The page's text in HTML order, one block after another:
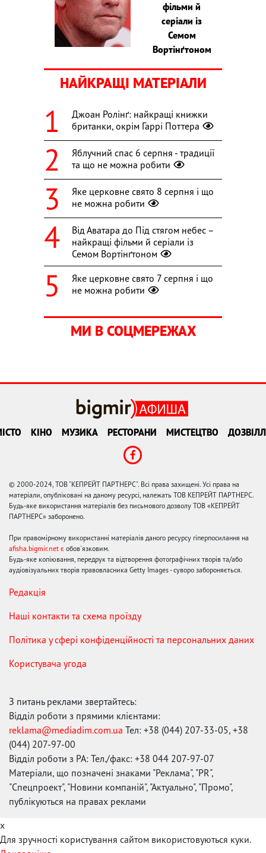
фільми й
серіали із
Семом
Вортінґтоном
НАЙКРАЩІ МАТЕРІАЛИ
Джоан Ролінґ: найкращі книжки
британки, окрім Гаррі Поттера
Яблучний спас 6 серпня - традиції
та що не можна робити
Яке церковне свято 8 серпня і що
не можна робити
Від Аватара до Під стягом небес –
найкращі фільми й серіали із
Семом Вортінґтоном
Яке церковне свято 7 серпня і що
не можна робити
МИ В СОЦМЕРЕЖАХ
КІНО МУЗИКА РЕСТОРАНИ МИСТЕЦТВО
© 2000-2024, ТОВ "КЕПРЕЙТ ПАРТНЕРС". Всі права захищені. Усі права на
матеріали, опубліковані на даному ресурсі, належать ТОВ КЕПРЕЙТ ПАРТНЕРС.
Будь-яке використання матеріалів без письмового дозволу ТОВ «КЕПРЕЙТ
ПАРТНЕРС» заборонено.
При правомірному використанні матеріалів даного ресурсу гіперпосилання на
afisha.bigmir.net є обов'язковим.
Будь-яке копіювання, передрук та відтворення фотографічних творів та/або
аудіовізуальних творів правовласника Getty Images - суворо забороняється.
Редакція
Наші контакти та схема проїзду
Політика у сфері конфіденційності та персональних даних
Користувача угода
З питань реклами звертайтесь:
Відділ роботи з прямими клієнтами:
reklama@mediadim.com.ua Тел: +38 (044) 207-33-05, +38
(044) 207-97-00
Відділ роботи з РА: Тел./факс: +38 044 207-97-07
Матеріали, що позначені знаками "Реклама", "PR",
"Спецпроект", "Новини компаній", "Актуально", "Промо",
публікуються на правах реклами
x
Для зручності користування сайтом використовуються куки.